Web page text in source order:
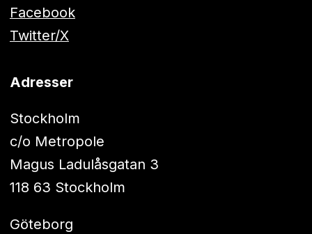
Facebook
Twitter/X
Adresser
Stockholm
c/o Metropole
Magus Ladulåsgatan 3
118 63 Stockholm
Göteborg